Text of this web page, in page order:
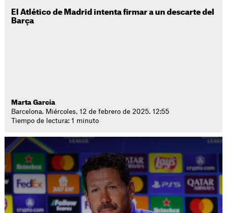
El Atlético de Madrid intenta firmar a un descarte del
Barça
Marta García
Barcelona. Miércoles, 12 de febrero de 2025. 12:55
Tiempo de lectura: 1 minuto